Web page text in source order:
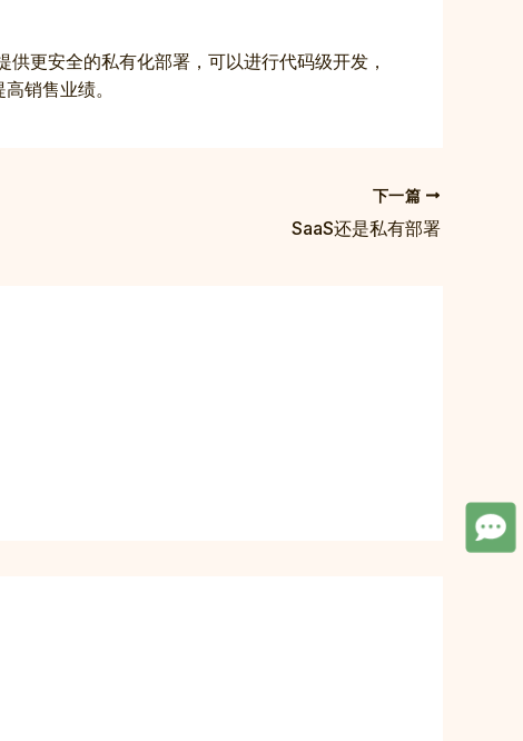
更安全的私有化部署，可以进行代码级开发，
销售业绩。
下一篇
SaaS还是私有部署